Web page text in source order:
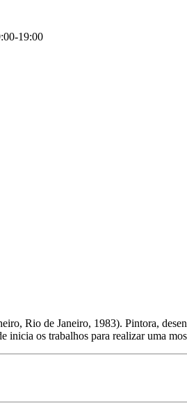
19:00
Rio de Janeiro, 1983). Pintora,
inicia os trabalhos para realizar uma